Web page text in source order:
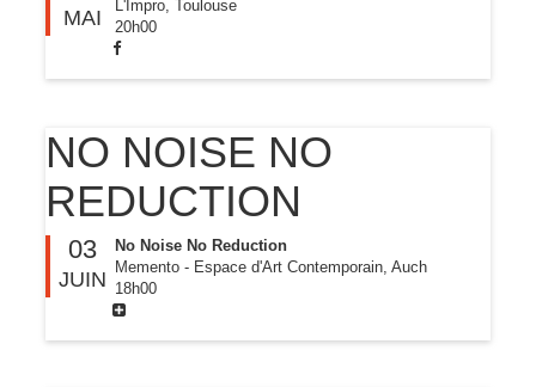
MAI
L'Impro, Toulouse
20h00
NO NOISE NO
REDUCTION
03
JUIN
No Noise No Reduction
Memento - Espace d'Art Contemporain, Auch
18h00